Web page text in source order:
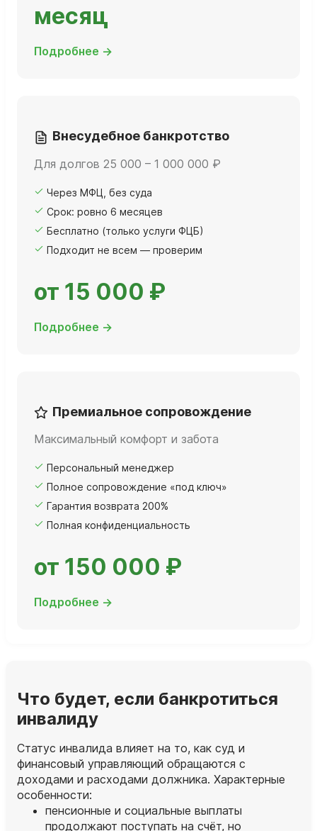
месяц
Подробнее →
Внесудебное банкротство
Для долгов 25 000 – 1 000 000 ₽
Через МФЦ, без суда
Срок: ровно 6 месяцев
Бесплатно (только услуги ФЦБ)
Подходит не всем — проверим
от 15 000 ₽
Подробнее →
Премиальное сопровождение
Максимальный комфорт и забота
Персональный менеджер
Полное сопровождение «под ключ»
Гарантия возврата 200%
Полная конфиденциальность
от 150 000 ₽
Подробнее →
Что будет, если банкротиться
инвалиду
Статус инвалида влияет на то, как суд и
финансовый управляющий обращаются с
доходами и расходами должника. Характерные
особенности:
пенсионные и социальные выплаты
продолжают поступать на счёт, но